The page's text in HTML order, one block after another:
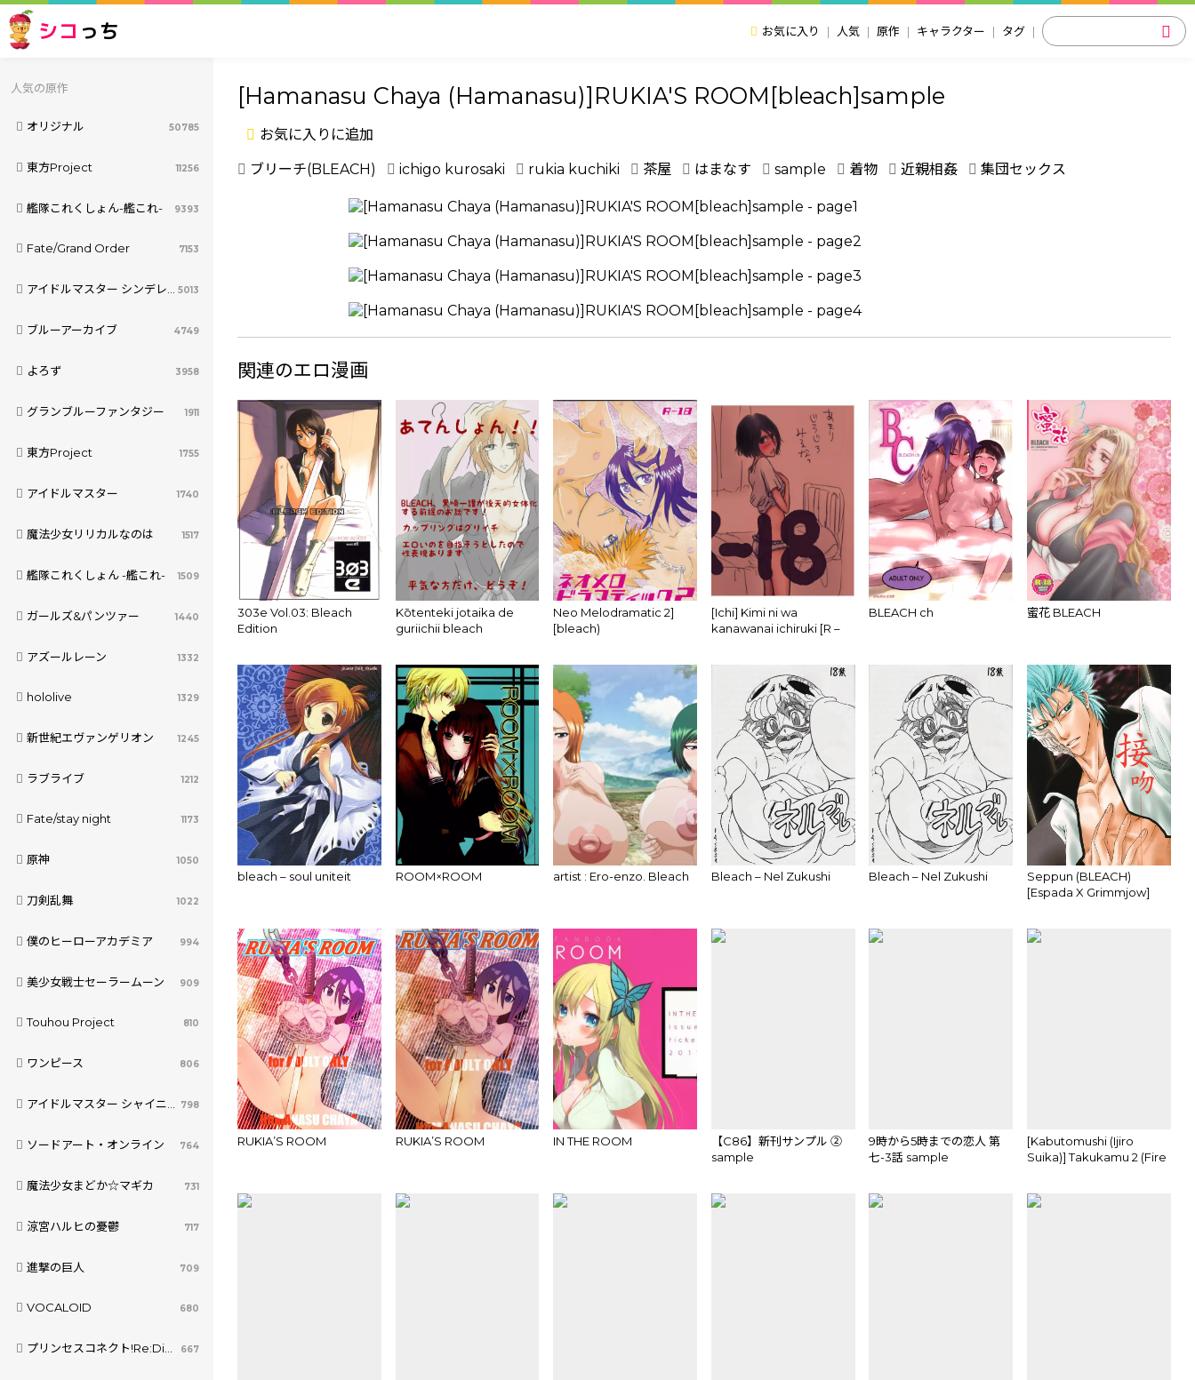
シコ っち お気に入り 人気 原作 キャラクター タグ
人気の原作
オリジナル 50785
東方Project 11256
艦隊これくしょん-艦これ- 9393
Fate/Grand Order 7153
アイドルマスター シンデレラガールズ 5013
ブルーアーカイブ 4749
よろず 3958
グランブルーファンタジー 1911
東方Project 1755
アイドルマスター 1740
魔法少女リリカルなのは 1517
艦隊これくしょん -艦これ- 1509
ガールズ&パンツァー 1440
アズールレーン 1332
hololive 1329
新世紀エヴァンゲリオン 1245
ラブライブ 1212
Fate/stay night 1173
原神 1050
刀剣乱舞 1022
僕のヒーローアカデミア 994
美少女戦士セーラームーン 909
Touhou Project 810
ワンピース 806
アイドルマスター シャイニーカラーズ 798
ソードアート・オンライン 764
魔法少女まどか☆マギカ 731
涼宮ハルヒの憂鬱 717
進撃の巨人 709
VOCALOID 680
プリンセスコネクト!Re:Dive 667
[Hamanasu Chaya (Hamanasu)]RUKIA'S ROOM[bleach]sample
お気に入りに追加
ブリーチ(BLEACH) ichigo kurosaki rukia kuchiki 茶屋 はまなす sample 着物 近親相姦 集団セックス
関連のエロ漫画
303e Vol.03: Bleach
Edition
Kōtenteki jotaika de
guriichii bleach
Neo Melodramatic 2]
[bleach)
[Ichi] Kimi ni wa
kanawanai ichiruki [R –
BLEACH ch 蜜花 BLEACH
bleach – soul uniteit ROOM×ROOM artist : Ero-enzo. Bleach Bleach – Nel Zukushi Bleach – Nel Zukushi
Seppun (BLEACH)
[Espada X Grimmjow]
RUKIA’S ROOM RUKIA’S ROOM IN THE ROOM
【C86】新刊サンプル ②
sample
9時から5時までの恋人 第
七-3話 sample
[Kabutomushi (Ijiro
Suika)] Takukamu 2 (Fire